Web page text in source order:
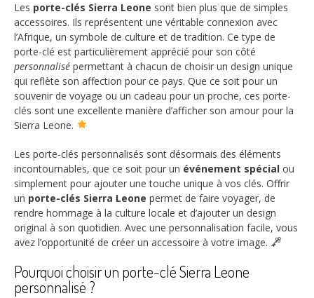
Les porte-clés Sierra Leone sont bien plus que de simples
accessoires. Ils représentent une véritable connexion avec
l’Afrique, un symbole de culture et de tradition. Ce type de
porte-clé est particulièrement apprécié pour son côté
personnalisé permettant à chacun de choisir un design unique
qui reflète son affection pour ce pays. Que ce soit pour un
souvenir de voyage ou un cadeau pour un proche, ces porte-
clés sont une excellente manière d’afficher son amour pour la
Sierra Leone.
Les porte-clés personnalisés sont désormais des éléments
incontournables, que ce soit pour un événement spécial ou
simplement pour ajouter une touche unique à vos clés. Offrir
un porte-clés Sierra Leone permet de faire voyager, de
rendre hommage à la culture locale et d’ajouter un design
original à son quotidien. Avec une personnalisation facile, vous
avez l’opportunité de créer un accessoire à votre image.
Pourquoi choisir un porte-clé Sierra Leone
personnalisé ?